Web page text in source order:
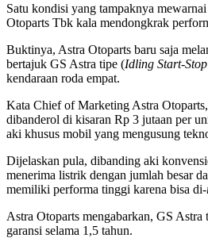
Satu kondisi yang tampaknya
Otoparts Tbk kala mendongkrak
Buktinya, Astra Otoparts baru saja
bertajuk GS Astra tipe (Idling Start-Stop
kendaraan roda empat.
Kata Chief of Marketing Astra
dibanderol di kisaran Rp 3 jutaan per
aki khusus mobil yang mengusung
Dijelaskan pula, dibanding aki
menerima listrik dengan jumlah besar
memiliki performa tinggi karena bisa di-
Astra Otoparts mengabarkan, GS
garansi selama 1,5 tahun.